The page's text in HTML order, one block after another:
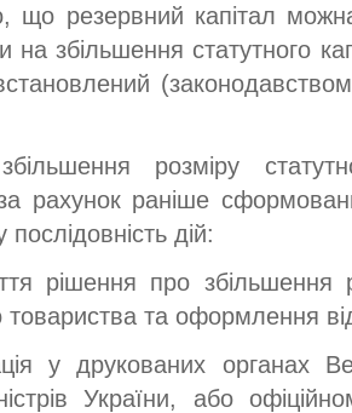
що резервний капітал
на збільшення статутного
розміру
рахунок раніше
дій:
рішення про збільшення
товариства та оформлення
у друкованих органах
України, або